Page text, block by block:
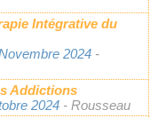
Intégrative du
2024 -
Addictions
2024 - Rousseau